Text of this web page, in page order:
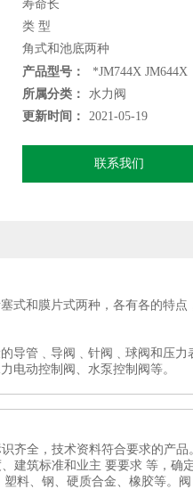
寿命长
类 型
角式和池底两种
膜片式
无运动磨损 介质温度100（℃）
型号JM744 JM644 连接形式法兰
适用介质排水压力环境常压
产品型号：
*JM744X JM644X
所属分类：
水力阀
更新时间：
2021-05-19
联系我们
式和膜片式两种，各有各的特点
导管﹑导阀﹑针阀﹑球阀和压
电动控制阀、水泵控制阀等。
齐全，技术资料符合要求的产品
建筑标准和业主 要要求 等，
料、钢、硬质合金、橡胶等。阀